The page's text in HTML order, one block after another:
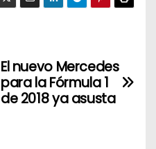
El nuevo Mercedes
para la Fórmula 1
de 2018 ya asusta